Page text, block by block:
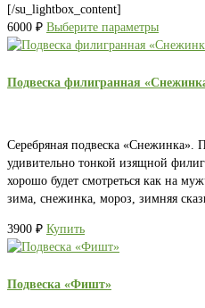
[/su_lightbox_content]
6000 ₽ Выберите параметры
Подвеска филигранная
Серебряная подвеска «Снежинка».
удивительно тонкой изящной
хорошо будет смотреться как на
зима, снежинка, мороз, зимняя
3900 ₽ Купить
Подвеска «Фишт»